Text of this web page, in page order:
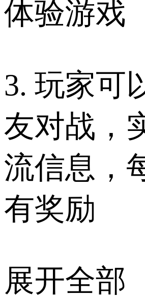
体验游戏
3. 玩家可
友对战，
流信息，
有奖励
展开全部